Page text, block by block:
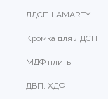
ЛДСП LAMARTY
Кромка для ЛДСП
МДФ плиты
ДВП, ХДФ